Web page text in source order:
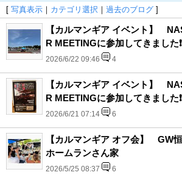
[ 写真表示 ｜ カテゴリ選択 ｜ 過去のブログ ]
【カルマンギア イベント】
R MEETINGに参加してきました
2026/6/22 09:46 4
【カルマンギア イベント】
R MEETINGに参加してきました❗️
2026/6/21 07:14 6
【カルマンギア オフ会】 GW
ホームランさん家
2026/5/25 08:37 6